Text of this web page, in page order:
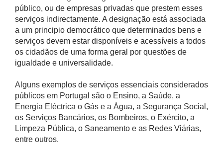
público, ou de empresas privadas que prestem esses
serviços indirectamente. A designação está associada
a um principio democrático que determinados bens e
serviços devem estar disponíveis e acessíveis a todos
os cidadãos de uma forma geral por questões de
igualdade e universalidade.
Alguns exemplos de serviços essenciais considerados
públicos em Portugal são o Ensino, a Saúde, a
Energia Eléctrica o Gás e a Água, a Segurança Social,
os Serviços Bancários, os Bombeiros, o Exército, a
Limpeza Pública, o Saneamento e as Redes Viárias,
entre outros.